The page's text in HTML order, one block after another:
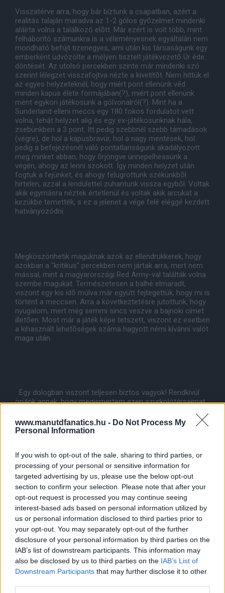
www.manutdfanatics.hu - Do Not Process My
Personal Information
If you wish to opt-out of the sale, sharing to third parties, or
processing of your personal or sensitive information for
targeted advertising by us, please use the below opt-out
section to confirm your selection. Please note that after your
opt-out request is processed you may continue seeing
interest-based ads based on personal information utilized by
us or personal information disclosed to third parties prior to
your opt-out. You may separately opt-out of the further
disclosure of your personal information by third parties on the
IAB’s list of downstream participants. This information may
also be disclosed by us to third parties on the IAB’s List of
Downstream Participants that may further disclose it to other
Visszatérve arra, hogy bár bíztunk a csapatban, azért a
realitás talaján maradva az 1-2 gólos gyõzelmet mindenki
aláírta volna a találkozó elõtt. Már ezért is volt több, mint
felháborító számunkra is a véleményesnek egyáltalán nem
mondható befújt tizenegyes, ami után kis társaságunk egy
emberként üdvözölte a mélyen tisztelt játékvezetõ Úr éde..
döntését. Az utolsó percekben szinte már mindenki szó
szerint lélegzet visszafojtva nézte a kivetítõt. Nem hittük el
az egyes helyzeteknél, hogy miért pont ellenünk véd
minden kapus élete formájában(?), miért pont ellenünk
ment egykori játékosunk a gólvonalról(?). Mint ha a
Sunderland elleni meccs egy 180 fokos fordulatot vett
volna, tehát helyzet alig és egy ex-játékosunknak hála,
zsebünkben a 3 pont. Itt pedig szebbnél szebb támadások
(végre), de hol a kapusbravúr, hol a nagy mentések, hol
pedig a befejezésnél való pontatlanságunk akadályozott
meg minket abban, hogy õrjöngve ünnepelhessünk a
végén, ahogy az lenni szokott. Így minden helyzet után
fogtuk a fejünket, és ahogy felugrottunk székünkbõl
hirtelen, azzal a lendülettel zuhantunk vissza egybõl. Voltak
akik egymásra néztek értetlenül és voltak akik arcukat a
kezükbe temették, s ez a jelenet a vége felé eléggé kezdett
hatványozódni.
Megköszönhetik maguknak azok az ellendrukkerek, hogy
azokban a "kritikus" percekben nem jártak arra, mert nem
mással, mint a magyarországi Red Army-val találták volna
szembe magukat. Természetesen a balhé elmaradt,
viszont egy kis idõ múlva már együtt fejtegettük, hogy mi is
történt a meccsen. Arra a következtetésre jutottunk, hogy
nyugalom, mert még semmi sincs veszve a bajnoki címet
illetõen. Most már a játék képe tetszett, viszont ez esetben
a kihasznált lehetõségek száma hagyott némi kívánni valót
maga után.
Egy dologban viszont teljesen biztos vagyok! Rendkívül
örülök annak, hogy megismertem ezen szurkolótársaimat,
lehetõséged van rá gyere el, és éld át te is, hogy mennyivel
jobb együtt lenni ilyenkor a többiekkel, mint otthon
Erre természetesen lehetõség lesz ismét, hiszen a
legközelebbi alkalomra hazai pályán rendezendõ bajnokin,
a Wolverhampton csapata ellen kerül sor, amelynek
helye: Valhalla Sörözõ.
Cím: 4028 Debrecen, Sarló u. 2.
Kezdés: 2011. december. 10 15:30 óra.